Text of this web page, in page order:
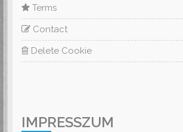
Terms
Contact
Delete Cookie
IMPRESSZUM